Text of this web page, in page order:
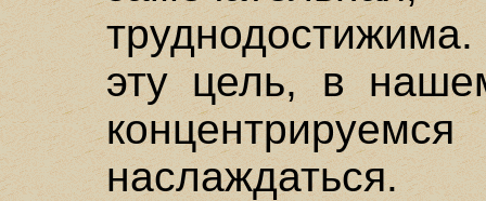
эту цель, в
наслаждаться.